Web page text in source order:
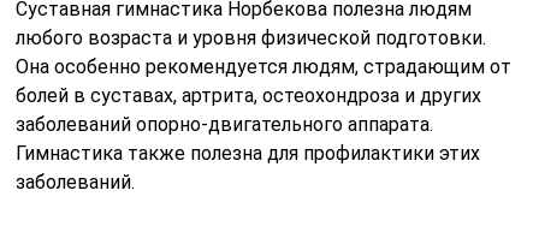
Суставная гимнастика Норбекова полезна людям
любого возраста и уровня физической подготовки.
Она особенно рекомендуется людям, страдающим от
болей в суставах, артрита, остеохондроза и других
заболеваний опорно-двигательного аппарата.
Гимнастика также полезна для профилактики этих
заболеваний.